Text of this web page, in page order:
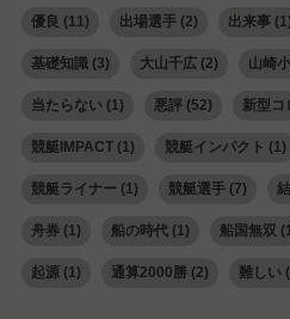
優良 (11) 出場選手(2) 出来事(1)
基礎知識(3) 大山千広(2) 山崎
当たらない(1) 悪評(52) 新型コ
競艇IMPACT(1) 競艇インパクト (1)
競艇ライナー (1) 競艇選手(7)
舟券(1) 船の時代(1) 船国無双
起源(1) 通算2000勝(2) 難しい